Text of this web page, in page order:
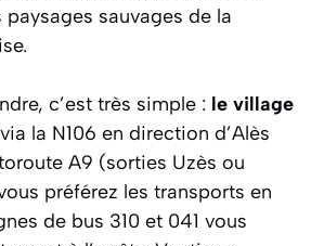
paysages sauvages de la
c’est très simple : le village
via la N106 en direction d’Alès
A9 (sorties Uzès ou
préférez les transports en
de bus 310 et 041 vous